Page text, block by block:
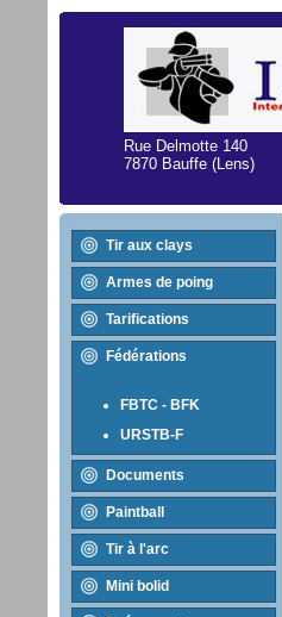
Rue Delmotte 140
7870 Bauffe (Lens)
Tir aux clays
Armes de poing
Tarifications
Fédérations
FBTC - BFK
URSTB-F
Documents
Paintball
Tir à l'arc
Mini bolid